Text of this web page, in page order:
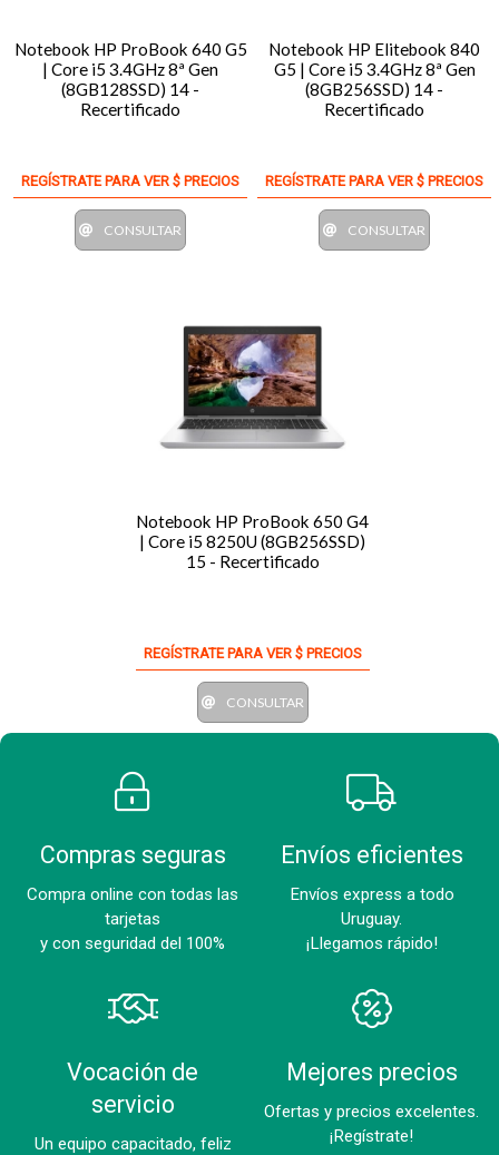
Notebook HP ProBook 640 G5
| Core i5 3.4GHz 8ª Gen
(8GB128SSD) 14 -
Recertificado
REGÍSTRATE PARA VER $ PRECIOS
CONSULTAR
Notebook HP Elitebook 840
G5 | Core i5 3.4GHz 8ª Gen
(8GB256SSD) 14 -
Recertificado
REGÍSTRATE PARA VER $ PRECIOS
CONSULTAR
Notebook HP ProBook 650 G4
| Core i5 8250U (8GB256SSD)
15 - Recertificado
REGÍSTRATE PARA VER $ PRECIOS
CONSULTAR
Compras seguras
Compra online con todas las
tarjetas
y con seguridad del 100%
Envíos eficientes
Envíos express a todo
Uruguay.
¡Llegamos rápido!
Vocación de
servicio
Un equipo capacitado, feliz
Mejores precios
Ofertas y precios excelentes.
¡Regístrate!